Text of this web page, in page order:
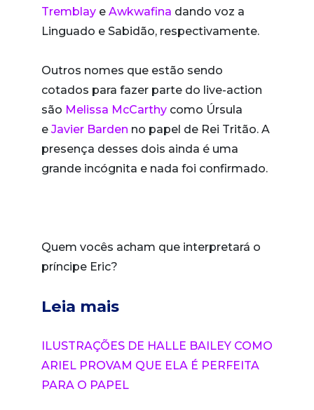
Tremblay e Awkwafina dando voz a
Linguado e Sabidão, respectivamente.
Outros nomes que estão sendo
cotados para fazer parte do live-action
são Melissa McCarthy como Úrsula
e Javier Barden no papel de Rei Tritão. A
presença desses dois ainda é uma
grande incógnita e nada foi confirmado.
Quem vocês acham que interpretará o
príncipe Eric?
Leia mais
ILUSTRAÇÕES DE HALLE BAILEY COMO
ARIEL PROVAM QUE ELA É PERFEITA
PARA O PAPEL